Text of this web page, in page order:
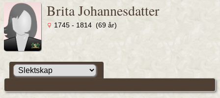
Brita Johannesdatter
1745 - 1814 (69 år)